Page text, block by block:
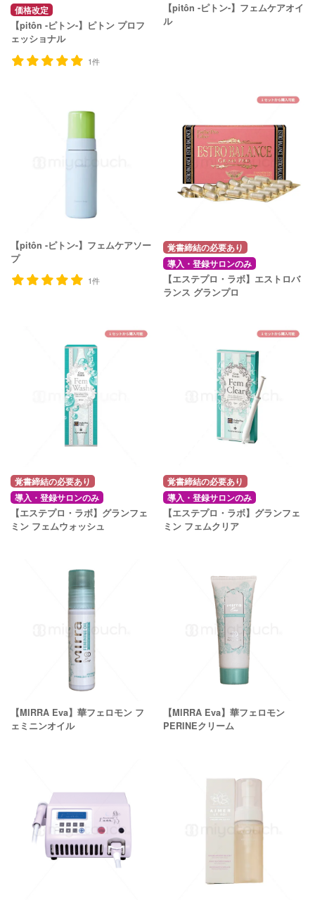
価格改定
【pitôn -ピトン-】ピトン プロフ
ェッショナル
1件
【pitôn -ピトン-】フェムケアオイ
ル
【pitôn -ピトン-】フェムケアソー
プ
1件
覚書締結の必要あり
導入・登録サロンのみ
【エステプロ・ラボ】エストロバ
ランス グランプロ
覚書締結の必要あり
導入・登録サロンのみ
【エステプロ・ラボ】グランフェ
ミン フェムウォッシュ
覚書締結の必要あり
導入・登録サロンのみ
【エステプロ・ラボ】グランフェ
ミン フェムクリア
【MIRRA Eva】華フェロモン フ
ェミニンオイル
【MIRRA Eva】華フェロモン
PERINEクリーム